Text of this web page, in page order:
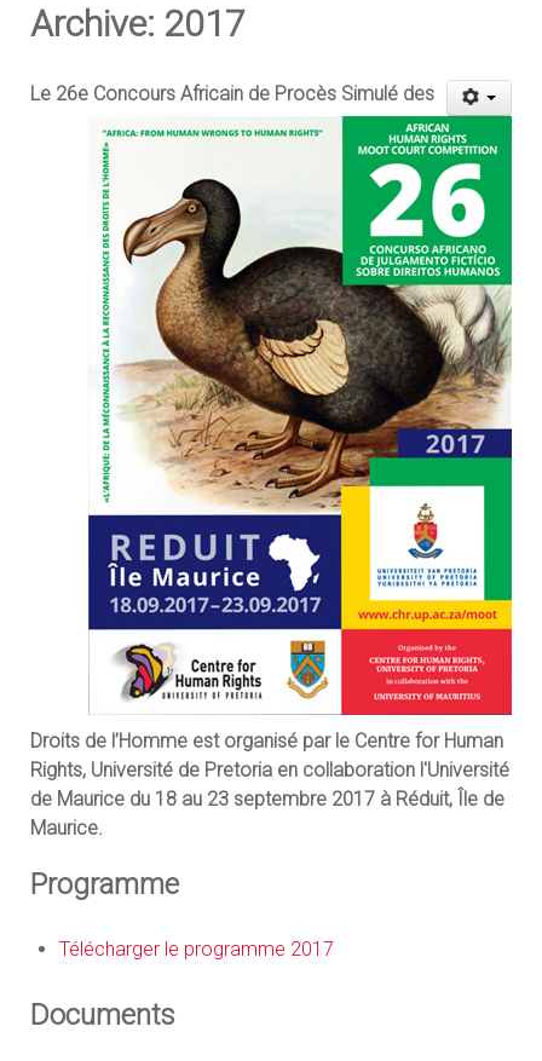
Archive: 2017
Le 26e Concours Africain de Procès Simulé des
Droits de l’Homme est organisé par le Centre for Human
Rights, Université de Pretoria en collaboration l'Université
de Maurice du 18 au 23 septembre 2017 à Réduit, Île de
Maurice.
Programme
Télécharger le programme 2017
Documents